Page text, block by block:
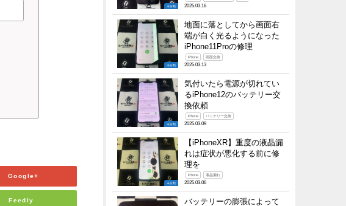
Google+
Feedly
未分類 2025.03.16
未分類
地面に落としてから画面右
端が白く光るようになった
iPhone11Proの修理
iPhone 画面交換
2025.03.13
未分類
気付いたら電源が切れてい
るiPhone12のバッテリー交
換依頼
iPhone バッテリー交換
2025.03.09
未分類
【iPhoneXR】重度の液晶漏
れは症状が悪化する前に修
理を
iPhone 液晶漏れ
2025.03.06
バッテリーの膨張によって